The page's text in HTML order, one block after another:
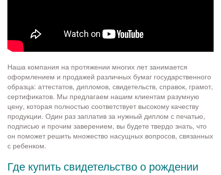
Наша компания на протяжении многих лет занимается
оформлением и продажей различных бумаг государственного
образца: аттестатов, дипломов, свидетельств, справок, грамот,
сертификатов. Мы предлагаем нашим клиентам разумную
цену, которая полностью соответствует высокому качеству
продукции. Один раз заплатив за нужный диплом с печатью,
подписью и прочим заверением, вы будете твердо знать, что
он поможет решить множество насущных вопросов, связанных
с ребенком.
Где купить свидетельство о рождении